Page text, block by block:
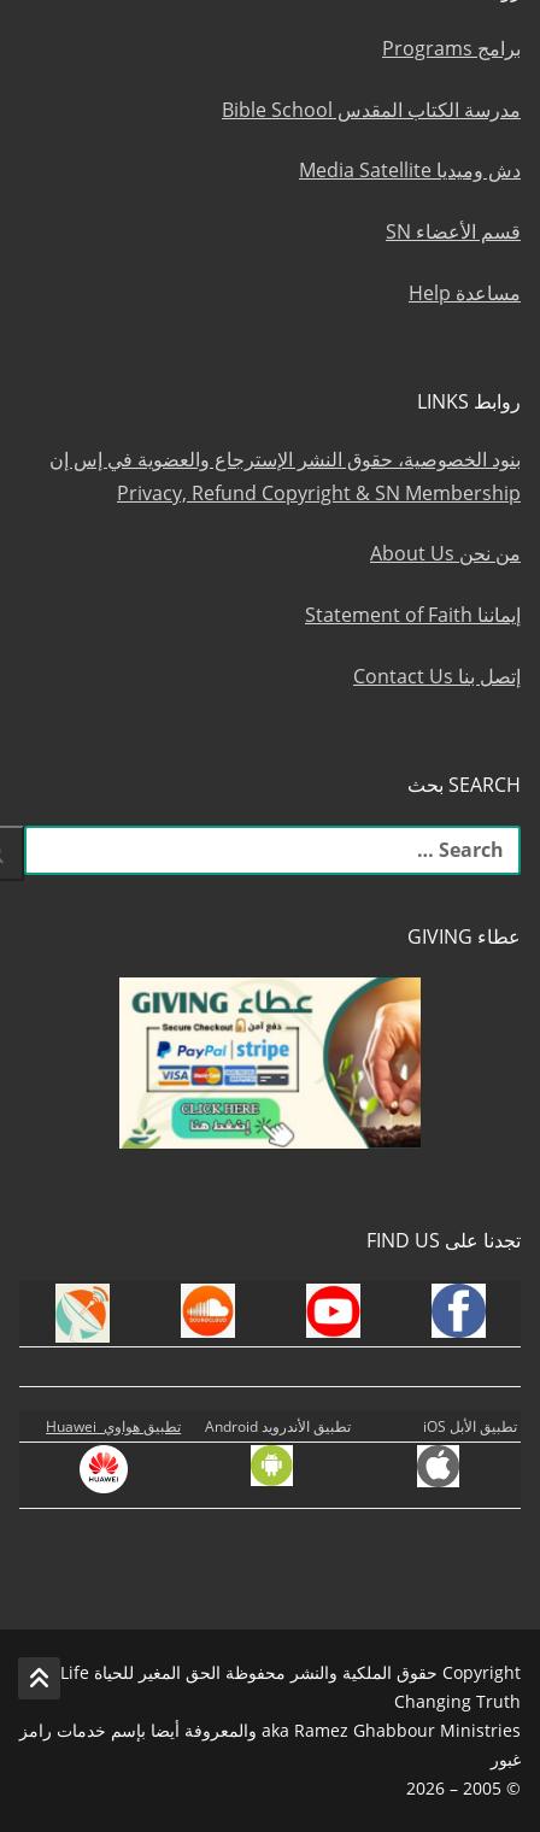
برامج Programs
مدرسة الكتاب المقدس Bible School
دش وميديا Media Satellite
قسم الأعضاء SN
مساعدة Help
روابط LINKS
بنود الخصوصية، حقوق النشر الإسترجاع والعضوية في إس إن
Privacy, Refund Copyright & SN Membership
من نحن About Us
إيماننا Statement of Faith
إتصل بنا Contact Us
SEARCH بحث
البحث
عن:
عطاء GIVING
تجدنا على FIND US
تطبيق الأبل iOS تطبيق الأندرويد Android تطبيق هواوي Huawei
Copyright حقوق الملكية والنشر محفوظة الحق المغير للحياة Life
Changing Truth
aka Ramez Ghabbour Ministries والمعروفة أيضا بإسم خدمات رامز
غبور
© 2005 – 2026